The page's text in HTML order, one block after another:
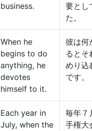
business.
要とし
た。
When he
begins to do
anything, he
devotes
himself to it.
彼は何
るとそ
めり込
です。
Each year in
July, when the
毎年７
手権大